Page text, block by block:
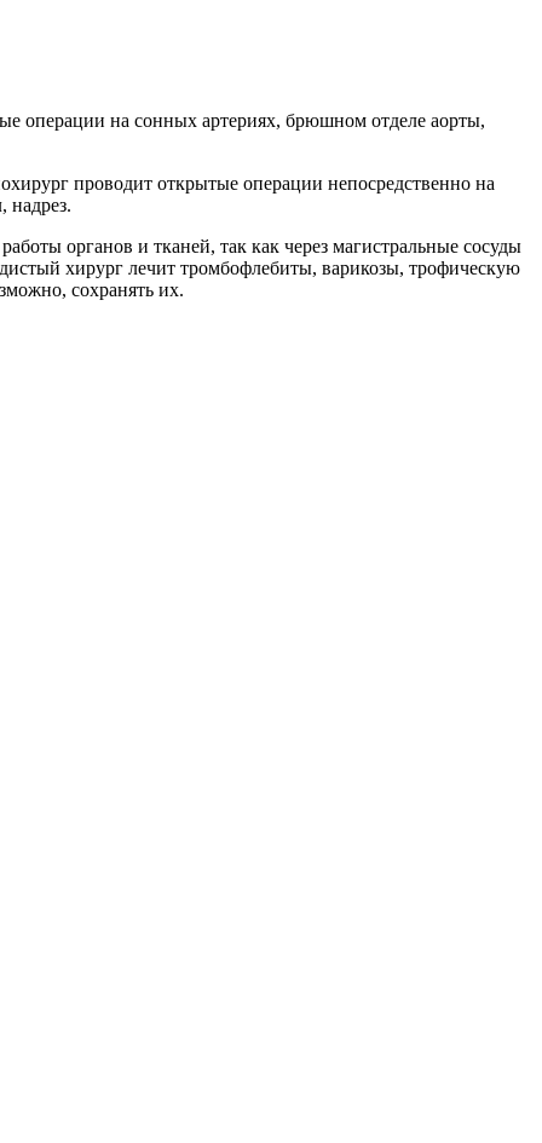
операции на сонных артериях, брюшном отделе аорты,
проводит открытые операции непосредственно на
надрез.
органов и тканей, так как через магистральные сосуды
хирург лечит тромбофлебиты, варикозы, трофическую
сохранять их.